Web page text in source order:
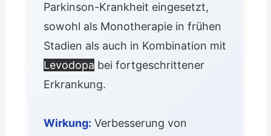
Parkinson-Krankheit eingesetzt,
sowohl als Monotherapie in frühen
Stadien als auch in Kombination mit
Levodopa bei fortgeschrittener
Erkrankung.
Wirkung: Verbesserung von